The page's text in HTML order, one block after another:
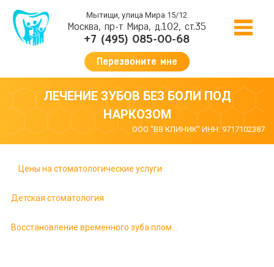
Мытищи, улица Мира 15/12
Москва, пр-т Мира, д.102, ст.35
+7 (495) 085-00-68
Перезвоните мне
ЛЕЧЕНИЕ ЗУБОВ БЕЗ БОЛИ ПОД
НАРКОЗОМ
ООО "ВВ КЛИНИК" ИНН: 9717102387
Цены на стоматологические услуги
Детская стоматология